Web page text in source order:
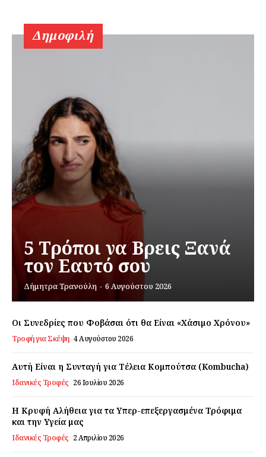
Εγγραφείτε τώρα!
Daily Food
Σχετικά με εμάς
Αποποίηση Ευθυνών
Ο λογαριασμός μου
Επικοινωνία
Δημοφιλή
5 Τρόποι να Βρεις Ξανά
τον Εαυτό σου
Δήμητρα Τρανούλη - 6 Αυγούστου 2026
Οι Συνεδρίες που Φοβάσαι ότι θα Είναι «Χάσιμο Χρόνου»
Τροφή για Σκέψη 4 Αυγούστου 2026
Αυτή Είναι η Συνταγή για Τέλεια Κομπούτσα (Kombucha)
Ιδανικές Τροφές 26 Ιουλίου 2026
Η Κρυφή Αλήθεια για τα Υπερ-επεξεργασμένα Τρόφιμα
και την Υγεία μας
Ιδανικές Τροφές 2 Απριλίου 2026